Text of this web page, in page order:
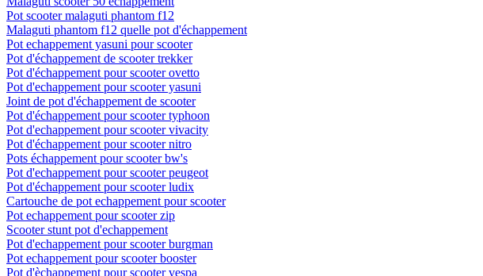
Pot scooter malaguti phantom f12
Malaguti phantom f12 quelle pot d'échappement
Pot echappement yasuni pour scooter
Pot d'échappement de scooter trekker
Pot d'échappement pour scooter ovetto
Pot d'echappement pour scooter yasuni
Joint de pot d'échappement de scooter
Pot d'échappement pour scooter typhoon
Pot d'echappement pour scooter vivacity
Pot d'échappement pour scooter nitro
Pots échappement pour scooter bw's
Pot d'echappement pour scooter peugeot
Pot d'échappement pour scooter ludix
Cartouche de pot echappement pour scooter
Pot echappement pour scooter zip
Scooter stunt pot d'echappement
Pot d'echappement pour scooter burgman
Pot echappement pour scooter booster
Pot d'èchappement pour scooter vespa